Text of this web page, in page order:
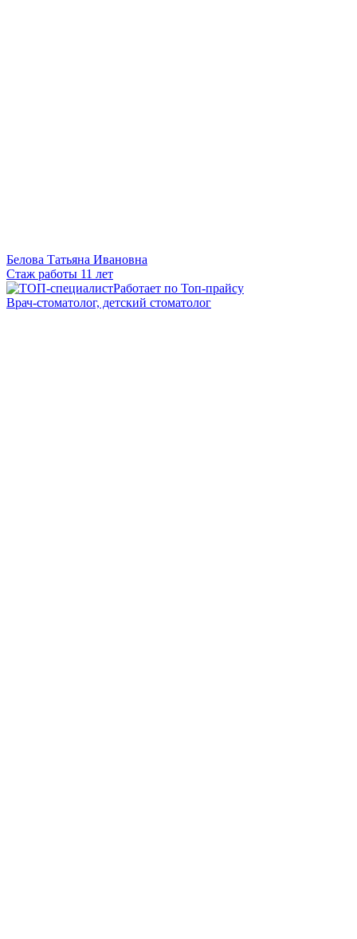
Белова Татьяна Ивановна
Стаж работы 11 лет
Работает по Топ-прайсу
Врач-стоматолог, детский стоматолог